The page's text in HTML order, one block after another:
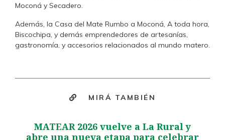
Moconá y Secadero.
Además, la Casa del Mate Rumbo a Moconá, A toda hora,
Biscochipa, y demás emprendedores de artesanías,
gastronomía, y accesorios relacionados al mundo matero.
MIRÁ TAMBIÉN
MATEAR 2026 vuelve a La Rural y
abre una nueva etapa para celebrar